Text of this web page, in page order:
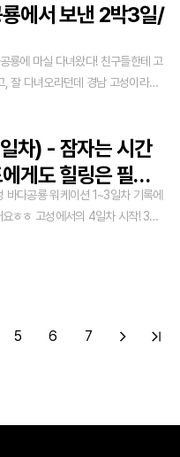
에서 보낸 2박3일/
룡에 마실 다녀왔다! 친구들한테 고
잘 다녀오라던데 경남 고성이라니
?” 요런 반응 😎 그렇습니다, 경남
버 신아로미 님이 다녀간 후로 엄
램이 있다.
차) - 잠자는 시간
게도 힐링은 필요
기는 바다공룡워케
바다공룡 워케이션 1~3일차 기록에
ㅎㅎ 고성에서의 4일차 시작! 3일
인사하며 또 먹으러 왔습니다… 목
5 6 7